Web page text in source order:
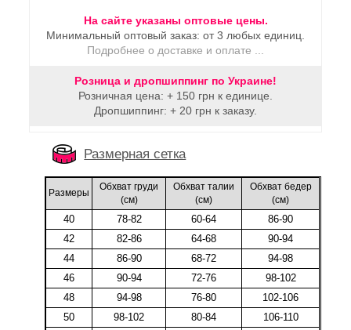
На сайте указаны оптовые цены.
Минимальный оптовый заказ: от 3 любых единиц.
Подробнее о доставке и оплате ...
Розница и дропшиппинг по Украине!
Розничная цена: + 150 грн к единице.
Дропшиппинг: + 20 грн к заказу.
Размерная сетка
Размеры
Обхват груди
(cм)
Обхват талии
(cм)
Обхват бедер
(cм)
40 78-82 60-64
86-90
42
82-86 64-68
90-94
44
86-90 68-72
94-98
46
90-94 72-76
98-102
48
94-98 76-80
102-106
50
98-102 80-84
106-110